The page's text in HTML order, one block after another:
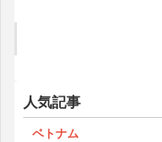
【ベトナムの結婚
人気記事
ベトナム